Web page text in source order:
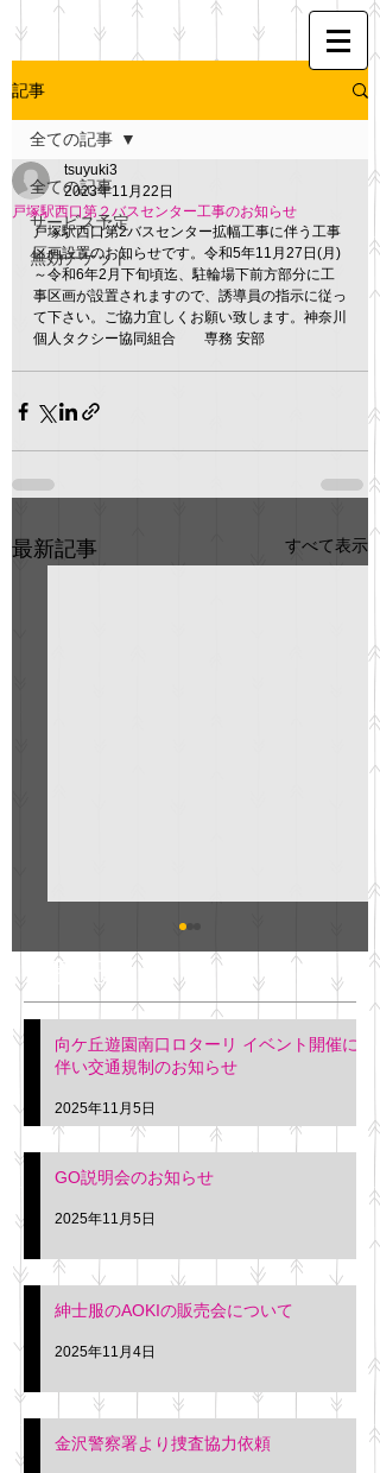
記事
全ての記事
サービス予定
無効チケット
全ての記事
戸塚駅西口第２バスセンター工事のお知らせ
tsuyuki3
2023年11月22日
戸塚駅西口第2バスセンター拡幅工事に伴う工事
区画設置のお知らせです。令和5年11月27日(月)
～令和6年2月下旬頃迄、駐輪場下前方部分に工
事区画が設置されますので、誘導員の指示に従っ
て下さい。ご協力宜しくお願い致します。神奈川
個人タクシー協同組合　　専務 安部
最新記事 すべて表示
明日(11月6日)午後3時～5
階会議室にてGOの説明会
を行います。 神奈川個人
タクシー協同組合 専務 佐
久間
最新記事
向ケ丘遊園南口ロターリ イベント開催に
伴い交通規制のお知らせ
2025年11月5日
GO説明会のお知らせ
2025年11月5日
紳士服のAOKIの販売会について
2025年11月4日
金沢警察署より捜査協力依頼